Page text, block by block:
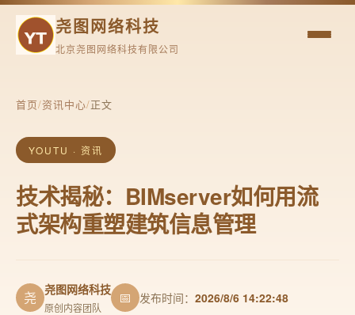
尧图网络科技
北京尧图网络科技有限公司
首页/资讯中心/正文
YOUTU · 资讯
技术揭秘：BIMserver如何用流
式架构重塑建筑信息管理
尧 尧图网络科技
原创内容团队
📅 发布时间： 2026/8/6 14:22:48